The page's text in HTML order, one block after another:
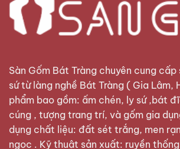
Sàn Gốm Bát Tràng chuyên cung cấp
sứ từ làng nghề Bát Tràng ( Gia Lâm,
phẩm bao gồm: ấm chén, ly sứ ,bát
cúng , tượng trang trí, và gốm gia
dụng chất liệu: đất sét trắng, men
ngọc . Kỹ thuật sản xuất: ruyền